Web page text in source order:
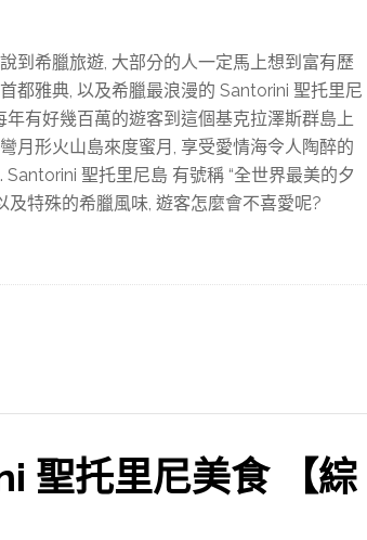
到希臘旅遊, 大部分的人一定馬上想到富有歷
都雅典, 以及希臘最浪漫的 Santorini 聖托里尼
年有好幾百萬的遊客到這個基克拉澤斯群島上
月形火山島來度蜜月, 享受愛情海令人陶醉的
Santorini 聖托里尼島 有號稱 “全世界最美的夕
及特殊的希臘風味, 遊客怎麼會不喜愛呢?
聖托里尼美食 【綜